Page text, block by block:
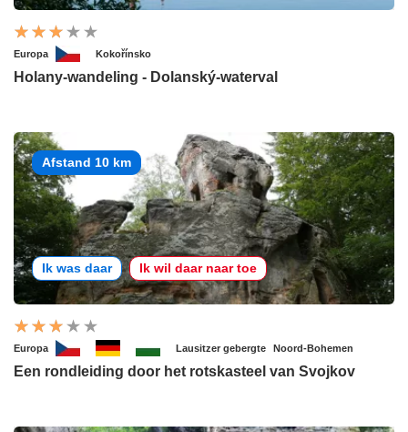
Europa Kokořínsko
Holany-wandeling - Dolanský-waterval
Afstand 10 km
Ik was daar Ik wil daar naar toe
Europa Lausitzer gebergte Noord-Bohemen
Een rondleiding door het rotskasteel van Svojkov